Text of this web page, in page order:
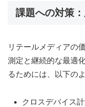
課題への対策
リテールメディアの
測定と継続的な最適
るためには、以下の
クロスデバイス